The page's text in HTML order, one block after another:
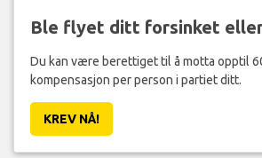
Ble flyet ditt forsinket
Du kan være berettiget til å motta opptil
kompensasjon per person i partiet ditt.
KREV NÅ!